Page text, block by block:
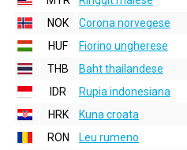
NOK
Corona norvegese
HUF
Fiorino ungherese
THB
Baht thailandese
IDR
Rupia indonesiana
HRK
Kuna croata
RON
Leu rumeno